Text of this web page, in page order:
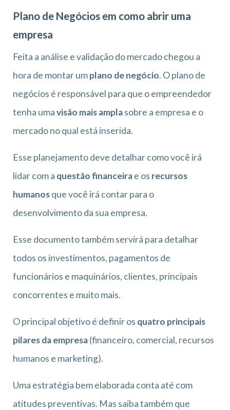
Plano de Negócios em como abrir uma
empresa
Feita a análise e validação do mercado chegou a
hora de montar umplano de negócio. O plano de
negócios é responsável para que o empreendedor
tenha umavisão mais amplasobre a empresa e o
mercado no qual está inserida.
Esse planejamento deve detalhar como você irá
lidar com a questão financeirae os recursos
humanosque você irá contar para o
desenvolvimento da sua empresa.
Esse documento também servirá para detalhar
todos os investimentos, pagamentos de
funcionários e maquinários, clientes, principais
concorrentes e muito mais.
O principal objetivo é definir os quatro principais
pilares da empresa(financeiro, comercial, recursos
humanos e marketing).
Uma estratégia bem elaborada conta até com
atitudes preventivas. Mas saiba também que